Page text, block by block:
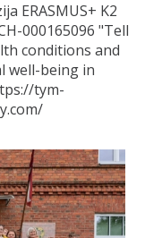
ERASMUS+ K2
000165096 "Tell
conditions and
well-being in
tym-